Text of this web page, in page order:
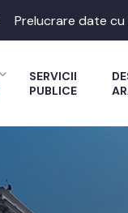
Prelucrare date
SERVICII
PUBLICE